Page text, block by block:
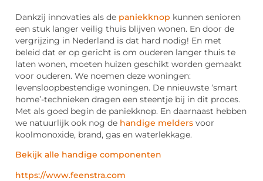
Dankzij innovaties als de paniekknop kunnen senioren
een stuk langer veilig thuis blijven wonen. En door de
vergrijzing in Nederland is dat hard nodig! En met
beleid dat er op gericht is om ouderen langer thuis te
laten wonen, moeten huizen geschikt worden gemaakt
voor ouderen. We noemen deze woningen:
levensloopbestendige woningen. De nnieuwste ‘smart
home’-technieken dragen een steentje bij in dit proces.
Met als goed begin de paniekknop. En daarnaast hebben
we natuurlijk ook nog de handige melders voor
koolmonoxide, brand, gas en waterlekkage.
Bekijk alle handige componenten
https://www.feenstra.com